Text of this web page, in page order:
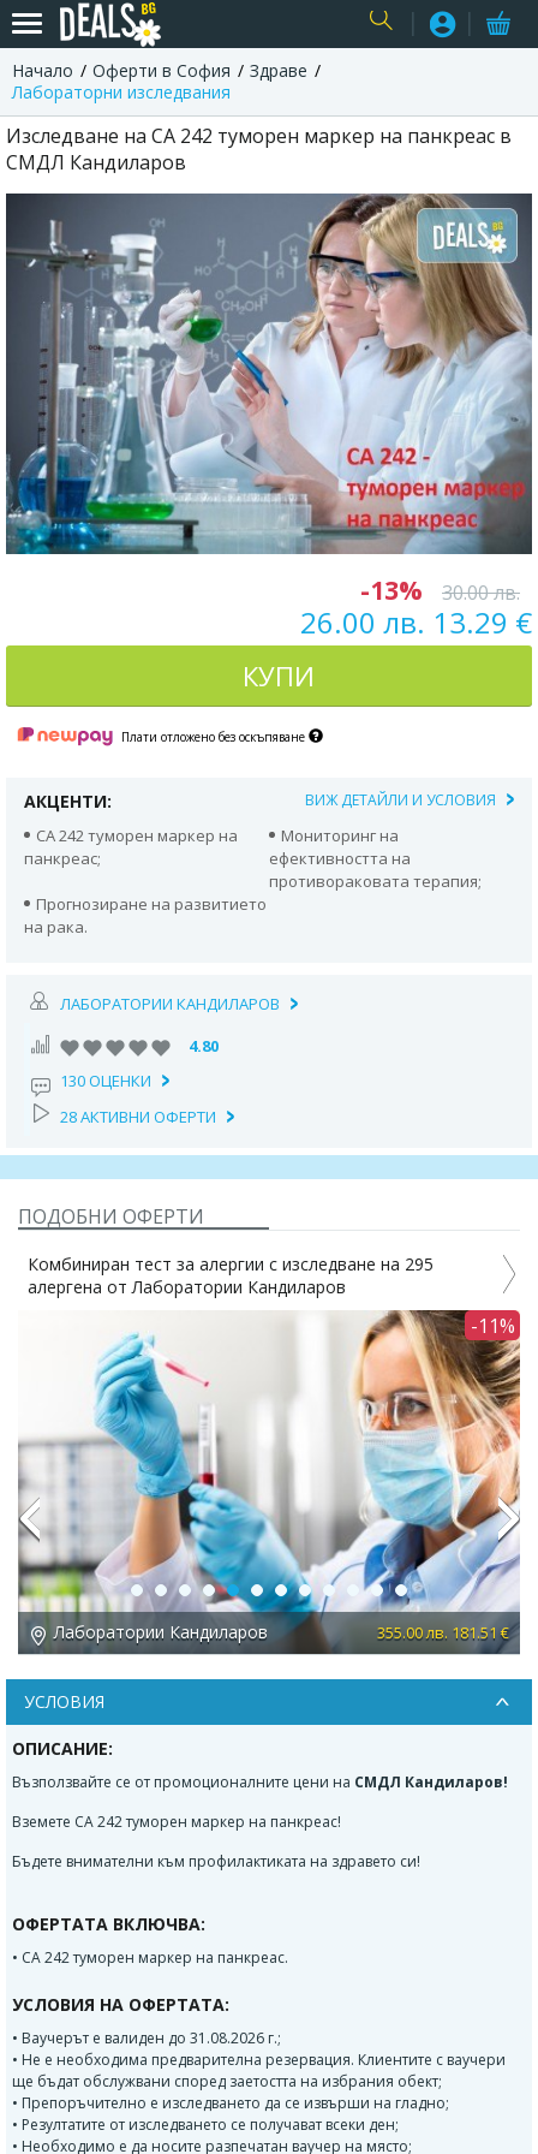
Начало Оферти в София
Здраве
Лабораторни изследвания
Изследване на CA 242 туморен маркер на панкреас в
СМДЛ Кандиларов
-13% 30.00 лв.
26.00 лв. 13.29 €
КУПИ
Плати отложено без оскъпяване
АКЦЕНТИ: ВИЖ ДЕТАЙЛИ И УСЛОВИЯ
CA 242 туморен маркер на
панкреас;
Мониторинг на
ефективността на
противораковата терапия;
Прогнозиране на развитието
на рака.
ЛАБОРАТОРИИ КАНДИЛАРОВ
4.80
130 ОЦЕНКИ
28 АКТИВНИ ОФЕРТИ
ПОДОБНИ ОФЕРТИ
Комбиниран тест за алергии с изследване на 295
алергена от Лаборатории Кандиларов
-11%
Лаборатории Кандиларов 355.00 лв. 181.51 €
Previous Next
УСЛОВИЯ
ОПИСАНИЕ:
Възползвайте се от промоционалните цени на СМДЛ Кандиларов!
Вземете CA 242 туморен маркер на панкреас!
Бъдете внимателни към профилактиката на здравето си!
ОФЕРТАТА ВКЛЮЧВА:
• CA 242 туморен маркер на панкреас.
УСЛОВИЯ НА ОФЕРТАТА:
• Ваучерът е валиден до 31.08.2026 г.;
• Не е необходима предварителна резервация. Клиентите с ваучери
ще бъдат обслужвани според заетостта на избрания обект;
• Препоръчително е изследването да се извърши на гладно;
• Резултатите от изследването се получават всеки ден;
• Необходимо е да носите разпечатан ваучер на място;